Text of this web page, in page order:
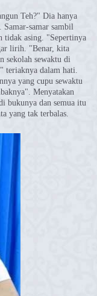
Teh?" Dia hanya
Samar-samar sambil
tidak asing. "Sepertinya
lirih. "Benar, kita
sekolah sewaktu di
teriaknya dalam hati.
yang cupu sewaktu
Menyatakan
bukunya dan semua itu
yang tak terbalas.